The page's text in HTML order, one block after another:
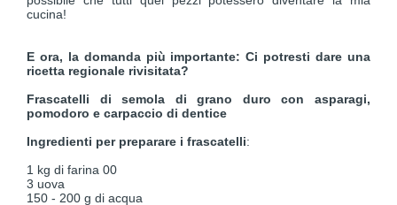
cucina!
E ora, la domanda più importante: Ci potresti dare una
ricetta regionale rivisitata?
Frascatelli di semola di grano duro con asparagi,
pomodoro e carpaccio di dentice
Ingredienti per preparare i frascatelli:
1 kg di farina 00
3 uova
150 - 200 g di acqua